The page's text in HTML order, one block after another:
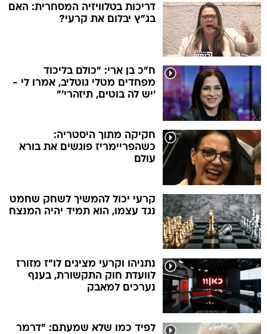
דריכות בטלוויזיה המסחרית: האם
בג"ץ יבלום את קרעי?
ח"כ בן ארי: "כולם בליכוד
מפחדים מטלי גוטליב, אמרו לי -
'יש לה בוטים, תיזהרי'"
חקיקה מתוך היסטריה:
כשהפריימריז פוגשים את בורא
עולם
קרעי יכול להמשיך לשחק שחמט
נגד עצמו, הוא תמיד יהיה המנצח
נתניהו וקרעי מציגים לו"ז מזורז
לוועדת חוק התקשורת, בענף
נערכים למאבק
לפיד כמו שלא שמעתם: "דרמר